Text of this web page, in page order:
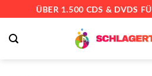
springen
ÜBER 1.500 CDS & DVDS